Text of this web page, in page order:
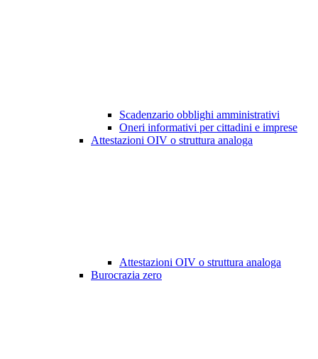
Scadenzario obblighi amministrativi
Oneri informativi per cittadini e imprese
Attestazioni OIV o struttura analoga
Attestazioni OIV o struttura analoga
Burocrazia zero